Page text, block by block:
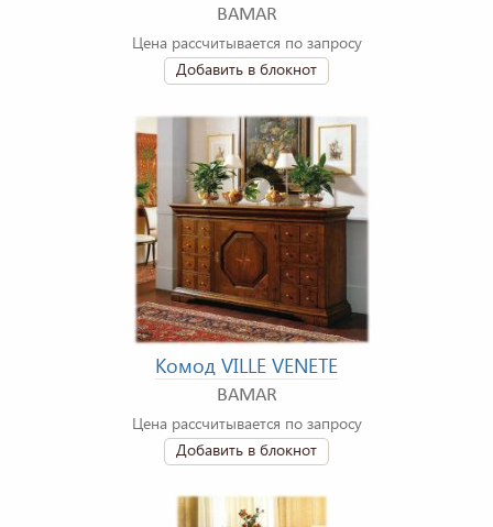
BAMAR
Цена рассчитывается по запросу
Добавить в блокнот
Комод VILLE VENETE
BAMAR
Цена рассчитывается по запросу
Добавить в блокнот